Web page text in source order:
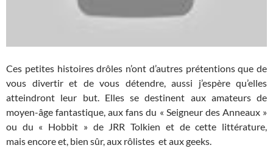
Ces petites histoires drôles n’ont d’autres prétentions que de
vous divertir et de vous détendre, aussi j’espère qu’elles
atteindront leur but. Elles se destinent aux amateurs de
moyen-âge fantastique, aux fans du « Seigneur des Anneaux »
ou du « Hobbit » de JRR Tolkien et de cette littérature,
mais encore et, bien sûr, aux rôlistes et aux geeks.